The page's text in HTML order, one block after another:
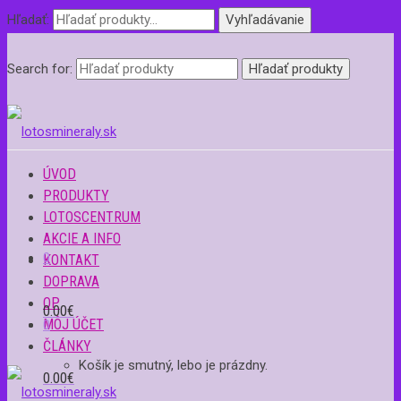
Hľadať: Vyhľadávanie
Search for:
ÚVOD
PRODUKTY
LOTOSCENTRUM
AKCIE A INFO
KONTAKT
DOPRAVA
OP
MÔJ ÚČET
ČLÁNKY
0
0.00€
Košík je smutný, lebo je prázdny.
0
0.00€